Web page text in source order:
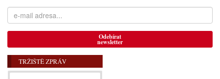
Odebírat
newsletter
TRŽIŠTĚ ZPRÁV